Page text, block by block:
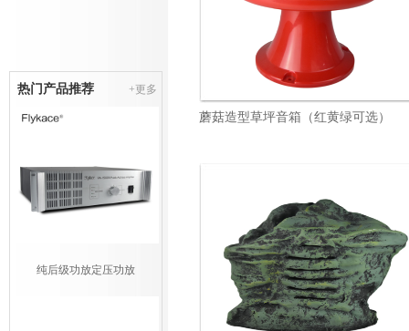
热门产品推荐 +更多
纯后级功放定压功放
蘑菇造型草坪音箱（红黄绿可选）